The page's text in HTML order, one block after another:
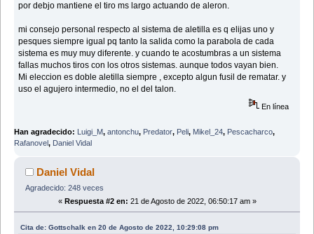
por debjo mantiene el tiro ms largo actuando de aleron.
mi consejo personal respecto al sistema de aletilla es q elijas uno y
pesques siempre igual pq tanto la salida como la parabola de cada
sistema es muy muy diferente. y cuando te acostumbras a un sistema
fallas muchos tiros con los otros sistemas. aunque todos vayan bien.
Mi eleccion es doble aletilla siempre , excepto algun fusil de rematar. y
uso el agujero intermedio, no el del talon.
En línea
Han agradecido: Luigi_M, antonchu, Predator, Peli, Mikel_24, Pescacharco,
Rafanovel, Daniel Vidal
Daniel Vidal
Agradecido: 248 veces
« Respuesta #2 en: 21 de Agosto de 2022, 06:50:17 am »
Cita de: Gottschalk en 20 de Agosto de 2022, 10:29:08 pm